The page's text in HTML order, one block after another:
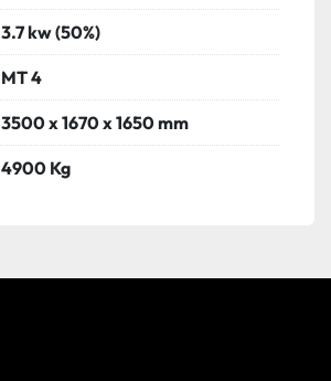
3.7 kw (50%)
MT 4
3500 x 1670 x 1650 mm
4900 Kg